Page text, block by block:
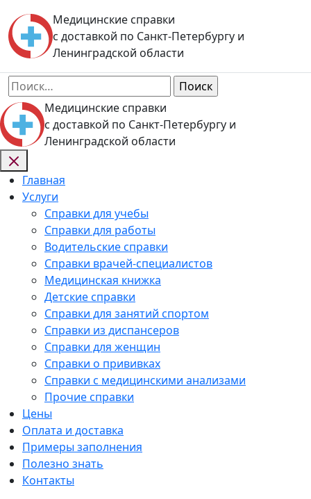
to
content
Медицинские справки
с доставкой по Санкт-Петербургу и
Ленинградской области
Найти:
Медицинские справки
с доставкой по Санкт-Петербургу и
Ленинградской области
Главная
Услуги
Справки для учебы
Справки для работы
Водительские справки
Справки врачей-специалистов
Медицинская книжка
Детские справки
Справки для занятий спортом
Справки из диспансеров
Справки для женщин
Справки о прививках
Справки с медицинскими анализами
Прочие справки
Цены
Оплата и доставка
Примеры заполнения
Полезно знать
Контакты